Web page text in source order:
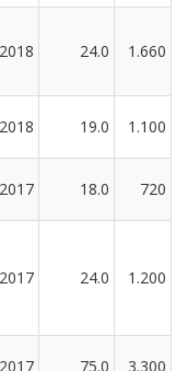
24.0 1.660
19.0 1.100
18.0 720
24.0 1.200
75.0 3.300